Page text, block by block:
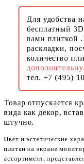
Для удобства
бесплатный
вами плиткой
раскладки,
количество
тел. +7 (495)
Товар отпускается
вида как декор,
штучно.
Цвет и эстетические
плитки на экране
ассортимент,